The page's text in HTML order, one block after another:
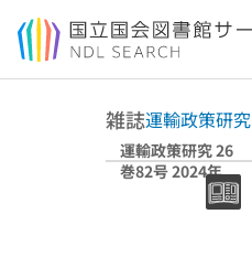
本文へ移動
雑誌運輸政策研究
運輸政策研究 26
巻82号 2024年